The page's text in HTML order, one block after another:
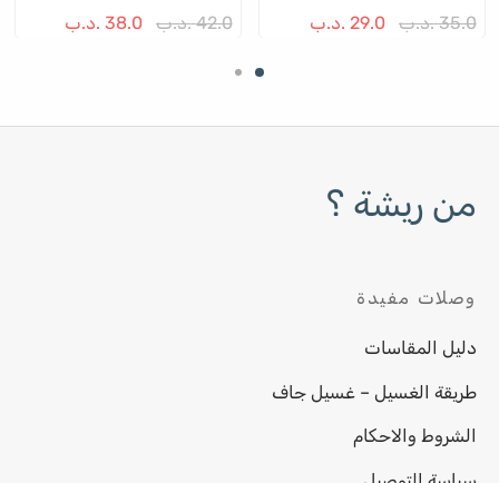
صفحة
35.0 .د.ب 29.0 .د.ب
42.0 .د.ب 38.0 .د.ب
من ريشة ؟
وصلات مفيدة
دليل المقاسات
طريقة الغسيل – غسيل جاف
الشروط والاحكام